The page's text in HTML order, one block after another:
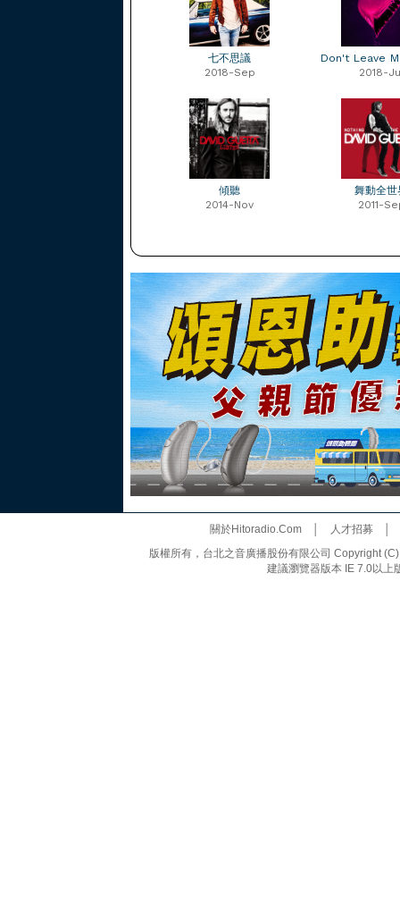
七不思議
2018-Sep
Don't Leave
2018-
傾聽
2014-Nov
舞動全世
2011-
關於Hitoradio.Com│ 人才招募
版權所有，台北之音廣播股份有限公司 Copyright
建議瀏覽器版本 IE 7.0以上